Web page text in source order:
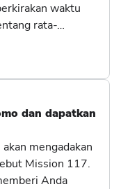
waktu
rata-…
dan dapatkan
mengadakan
Mission 117.
Anda